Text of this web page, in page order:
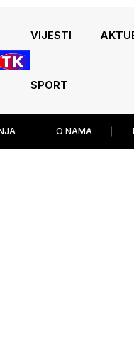
VIJESTI
SPORT
O NAMA